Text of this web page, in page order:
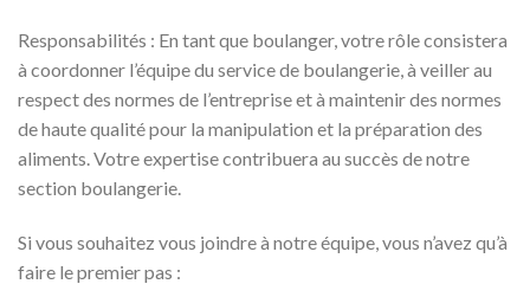
Responsabilités : En tant que boulanger, votre rôle consistera
à coordonner l’équipe du service de boulangerie, à veiller au
respect des normes de l’entreprise et à maintenir des normes
de haute qualité pour la manipulation et la préparation des
aliments. Votre expertise contribuera au succès de notre
section boulangerie.
Si vous souhaitez vous joindre à notre équipe, vous n’avez qu’à
faire le premier pas :